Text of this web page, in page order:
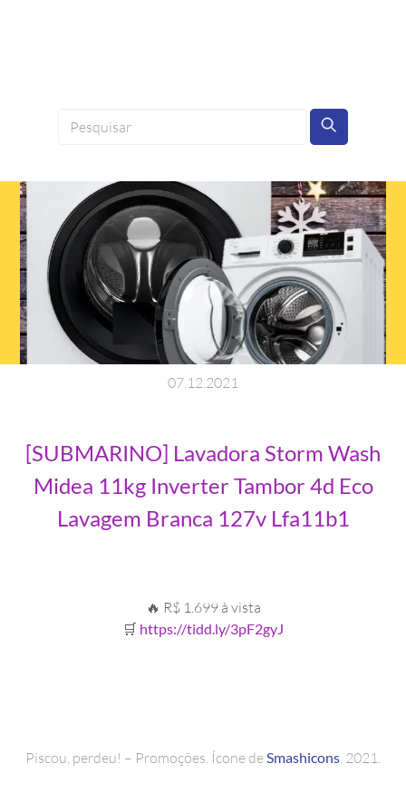
07 12 2021
[SUBMARINO] Lavadora Storm Wash
Midea 11kg Inverter Tambor 4d Eco
Lavagem Branca 127v Lfa11b1
🔥 R$ 1.699 à vista
🛒 https://tidd.ly/3pF2gyJ
Piscou, perdeu! – Promoções. Ícone de Smashicons . 2021.